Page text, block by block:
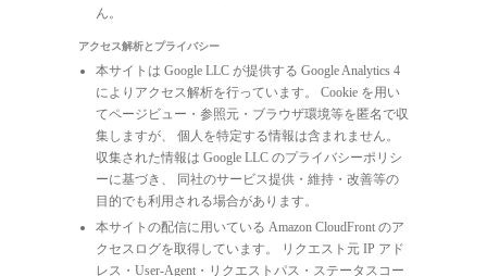
ん。
アクセス解析とプライバシー
本サイトは Google LLC が提供する Google Analytics 4
によりアクセス解析を行っています。 Cookie を用い
てページビュー・参照元・ブラウザ環境等を匿名で収
集しますが、 個人を特定する情報は含まれません。
収集された情報は Google LLC のプライバシーポリシ
ーに基づき、 同社のサービス提供・維持・改善等の
目的でも利用される場合があります。
本サイトの配信に用いている Amazon CloudFront のア
クセスログを取得しています。 リクエスト元 IP アド
レス・User-Agent・リクエストパス・ステータスコー